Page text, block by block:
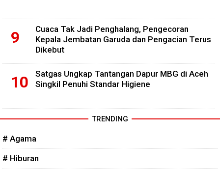
Cuaca Tak Jadi Penghalang, Pengecoran
Kepala Jembatan Garuda dan Pengacian Terus
Dikebut
Satgas Ungkap Tantangan Dapur MBG di Aceh
Singkil Penuhi Standar Higiene
TRENDING
# Agama
# Hiburan